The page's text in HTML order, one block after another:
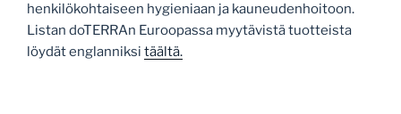
henkilökohtaiseen hygieniaan ja kauneudenhoitoon.
Listan doTERRAn Euroopassa myytävistä tuotteista
löydät englanniksi täältä.